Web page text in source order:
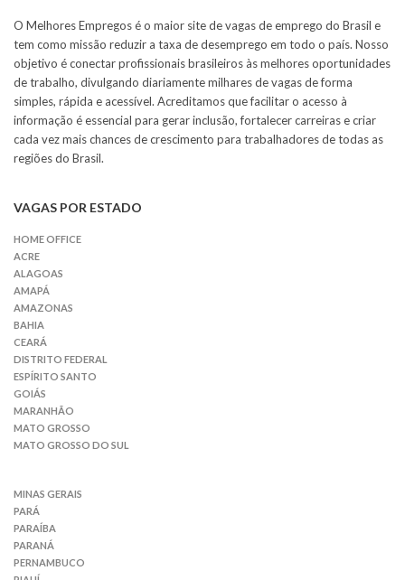
O Melhores Empregos é o maior site de vagas de emprego do Brasil e
tem como missão reduzir a taxa de desemprego em todo o país. Nosso
objetivo é conectar profissionais brasileiros às melhores oportunidades
de trabalho, divulgando diariamente milhares de vagas de forma
simples, rápida e acessível. Acreditamos que facilitar o acesso à
informação é essencial para gerar inclusão, fortalecer carreiras e criar
cada vez mais chances de crescimento para trabalhadores de todas as
regiões do Brasil.
VAGAS POR ESTADO
HOME OFFICE
ACRE
ALAGOAS
AMAPÁ
AMAZONAS
BAHIA
CEARÁ
DISTRITO FEDERAL
ESPÍRITO SANTO
GOIÁS
MARANHÃO
MATO GROSSO
MATO GROSSO DO SUL
MINAS GERAIS
PARÁ
PARAÍBA
PARANÁ
PERNAMBUCO